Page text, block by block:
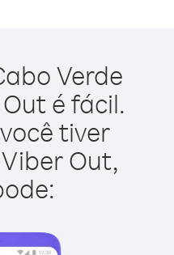
Verde
é fácil.
tiver
Out,